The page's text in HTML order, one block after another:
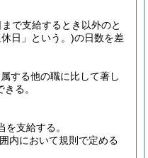
で支給するとき以外のと
日」という。)の日数を差
する他の職に比して著し
る。
支給する。
内において規則で定める